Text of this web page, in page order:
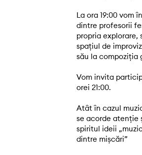
La ora 19:00 vom
dintre profesorii
propria explorare,
spațiul de
său la compoziția
Vom invita
orei 21:00.
Atât în cazul
se acorde atenție
spiritul ideii
dintre mișcări”